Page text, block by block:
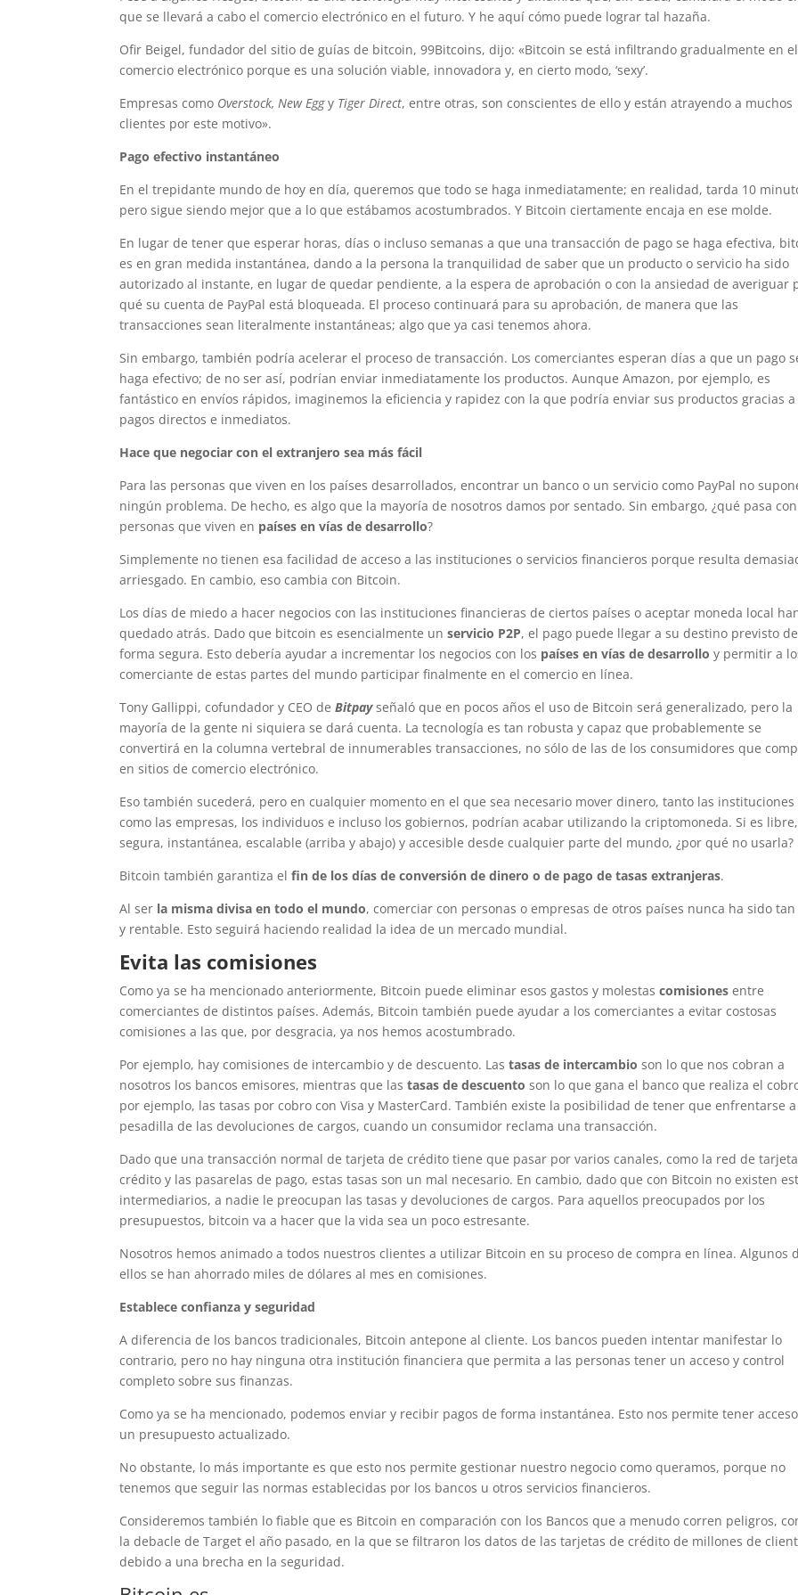
que se llevará a cabo el comercio electrónico en el futuro. Y he aquí cómo puede lograr tal hazaña.
Ofir Beigel, fundador del sitio de guías de bitcoin, 99Bitcoins, dijo: «Bitcoin se está infiltrando gradualmente en el
comercio electrónico porque es una solución viable, innovadora y, en cierto modo, ‘sexy’.
Empresas como Overstock, New Eggy Tiger Direct, entre otras, son conscientes de ello y están atrayendo a muchos
clientes por este motivo».
Pago efectivo instantáneo
En el trepidante mundo de hoy en día, queremos que todo se haga inmediatamente; en realidad, tarda 10
pero sigue siendo mejor que a lo que estábamos acostumbrados. Y Bitcoin ciertamente encaja en ese molde.
En lugar de tener que esperar horas, días o incluso semanas a que una transacción de pago se haga efectiva,
es en gran medida instantánea, dando a la persona la tranquilidad de saber que un producto o servicio ha sido
autorizado al instante, en lugar de quedar pendiente, a la espera de aprobación o con la ansiedad de averiguar
qué su cuenta de PayPal está bloqueada. El proceso continuará para su aprobación, de manera que las
transacciones sean literalmente instantáneas; algo que ya casi tenemos ahora.
Sin embargo, también podría acelerar el proceso de transacción. Los comerciantes esperan días a que un pago
haga efectivo; de no ser así, podrían enviar inmediatamente los productos. Aunque Amazon, por ejemplo, es
fantástico en envíos rápidos, imaginemos la eficiencia y rapidez con la que podría enviar sus productos gracias a
pagos directos e inmediatos.
Hace que negociar con el extranjero sea más fácil
Para las personas que viven en los países desarrollados, encontrar un banco o un servicio como PayPal no
ningún problema. De hecho, es algo que la mayoría de nosotros damos por sentado. Sin embargo, ¿qué pasa
personas que viven en países en vías de desarrollo?
Simplemente no tienen esa facilidad de acceso a las instituciones o servicios financieros porque resulta
arriesgado. En cambio, eso cambia con Bitcoin.
Los días de miedo a hacer negocios con las instituciones financieras de ciertos países o aceptar moneda local
quedado atrás. Dado que bitcoin es esencialmente unservicio P2P, el pago puede llegar a su destino previsto de
forma segura. Esto debería ayudar a incrementar los negocios con los países en vías de desarrollo y permitir a
comerciante de estas partes del mundo participar finalmente en el comercio en línea.
Tony Gallippi, cofundador y CEO deBitpay señaló que en pocos años el uso de Bitcoin será generalizado, pero la
mayoría de la gente ni siquiera se dará cuenta. La tecnología es tan robusta y capaz que probablemente se
convertirá en la columna vertebral de innumerables transacciones, no sólo de las de los consumidores que
en sitios de comercio electrónico.
Eso también sucederá, pero en cualquier momento en el que sea necesario mover dinero, tanto las instituciones
como las empresas, los individuos e incluso los gobiernos, podrían acabar utilizando la criptomoneda. Si es libre,
segura, instantánea, escalable (arriba y abajo) y accesible desde cualquier parte del mundo, ¿por qué no usarla?
Bitcoin también garantiza elfin de los días de conversión de dinero o de pago de tasas extranjeras.
Al ser la misma divisa en todo el mundo, comerciar con personas o empresas de otros países nunca ha sido
y rentable. Esto seguirá haciendo realidad la idea de un mercado mundial.
Evita las comisiones
Como ya se ha mencionado anteriormente, Bitcoin puede eliminar esos gastos y molestascomisiones entre
comerciantes de distintos países. Además, Bitcoin también puede ayudar a los comerciantes a evitar costosas
comisiones a las que, por desgracia, ya nos hemos acostumbrado.
Por ejemplo, hay comisiones de intercambio y de descuento. Lastasas de intercambio son lo que nos cobran a
nosotros los bancos emisores, mientras que lastasas de descuento son lo que gana el banco que realiza el
por ejemplo, las tasas por cobro con Visa y MasterCard. También existe la posibilidad de tener que enfrentarse
pesadilla de las devoluciones de cargos, cuando un consumidor reclama una transacción.
Dado que una transacción normal de tarjeta de crédito tiene que pasar por varios canales, como la red de
crédito y las pasarelas de pago, estas tasas son un mal necesario. En cambio, dado que con Bitcoin no existen
intermediarios, a nadie le preocupan las tasas y devoluciones de cargos. Para aquellos preocupados por los
presupuestos, bitcoin va a hacer que la vida sea un poco estresante.
Nosotros hemos animado a todos nuestros clientes a utilizar Bitcoin en su proceso de compra en línea. Algunos
ellos se han ahorrado miles de dólares al mes en comisiones.
Establece confianza y seguridad
A diferencia de los bancos tradicionales, Bitcoin antepone al cliente. Los bancos pueden intentar manifestar lo
contrario, pero no hay ninguna otra institución financiera que permita a las personas tener un acceso y control
completo sobre sus finanzas.
Como ya se ha mencionado, podemos enviar y recibir pagos de forma instantánea. Esto nos permite tener
un presupuesto actualizado.
No obstante, lo más importante es que esto nos permite gestionar nuestro negocio como queramos, porque no
tenemos que seguir las normas establecidas por los bancos u otros servicios financieros.
Consideremos también lo fiable que es Bitcoin en comparación con los Bancos que a menudo corren peligros,
la debacle de Target el año pasado, en la que se filtraron los datos de las tarjetas de crédito de millones de
debido a una brecha en la seguridad.